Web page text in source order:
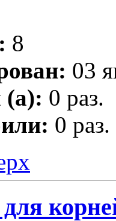
8
03
(а): 0 раз.
0 раз.